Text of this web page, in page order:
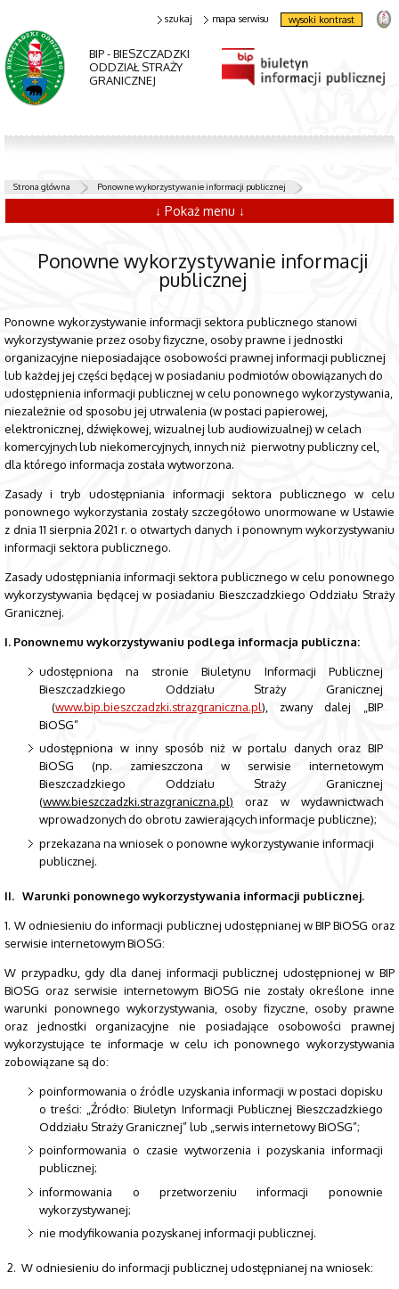
BIP - BIESZCZADZKI
ODDZIAŁ STRAŻY
GRANICZNEJ
szukaj mapa serwisu wysoki kontrast
Strona główna Ponowne wykorzystywanie informacji publicznej
↓ Pokaż menu ↓
Ponowne wykorzystywanie informacji
publicznej
Ponowne wykorzystywanie informacji sektora publicznego stanowi
wykorzystywanie przez osoby fizyczne, osoby prawne i jednostki
organizacyjne nieposiadające osobowości prawnej informacji publicznej
lub każdej jej części będącej w posiadaniu podmiotów obowiązanych do
udostępnienia informacji publicznej w celu ponownego wykorzystywania,
niezależnie od sposobu jej utrwalenia (w postaci papierowej,
elektronicznej, dźwiękowej, wizualnej lub audiowizualnej) w celach
komercyjnych lub niekomercyjnych, innych niż pierwotny publiczny cel,
dla którego informacja została wytworzona.
Zasady i tryb udostępniania informacji sektora publicznego w celu
ponownego wykorzystania zostały szczegółowo unormowane w Ustawie
z dnia 11 sierpnia 2021 r. o otwartych danych i ponownym wykorzystywaniu
informacji sektora publicznego.
Zasady udostępniania informacji sektora publicznego w celu ponownego
wykorzystywania będącej w posiadaniu Bieszczadzkiego Oddziału Straży
Granicznej.
I. Ponownemu wykorzystywaniu podlega informacja publiczna:
udostępniona na stronie Biuletynu Informacji Publicznej
Bieszczadzkiego Oddziału Straży Granicznej
(www.bip.bieszczadzki.strazgraniczna.pl), zwany dalej „BIP
BiOSG”
udostępniona w inny sposób niż w portalu danych oraz BIP
BiOSG (np. zamieszczona w serwisie internetowym
Bieszczadzkiego Oddziału Straży Granicznej
(www.bieszczadzki.strazgraniczna.pl) oraz w wydawnictwach
wprowadzonych do obrotu zawierających informacje publiczne);
przekazana na wniosek o ponowne wykorzystywanie informacji
publicznej.
II. Warunki ponownego wykorzystywania informacji publicznej.
1. W odniesieniu do informacji publicznej udostępnianej w BIP BiOSG oraz
serwisie internetowym BiOSG:
W przypadku, gdy dla danej informacji publicznej udostępnionej w BIP
BiOSG oraz serwisie internetowym BiOSG nie zostały określone inne
warunki ponownego wykorzystywania, osoby fizyczne, osoby prawne
oraz jednostki organizacyjne nie posiadające osobowości prawnej
wykorzystujące te informacje w celu ich ponownego wykorzystywania
zobowiązane są do:
poinformowania o źródle uzyskania informacji w postaci dopisku
o treści: „Źródło: Biuletyn Informacji Publicznej Bieszczadzkiego
Oddziału Straży Granicznej” lub „serwis internetowy BiOSG”;
poinformowania o czasie wytworzenia i pozyskania informacji
publicznej;
informowania o przetworzeniu informacji ponownie
wykorzystywanej;
nie modyfikowania pozyskanej informacji publicznej.
2. W odniesieniu do informacji publicznej udostępnianej na wniosek: